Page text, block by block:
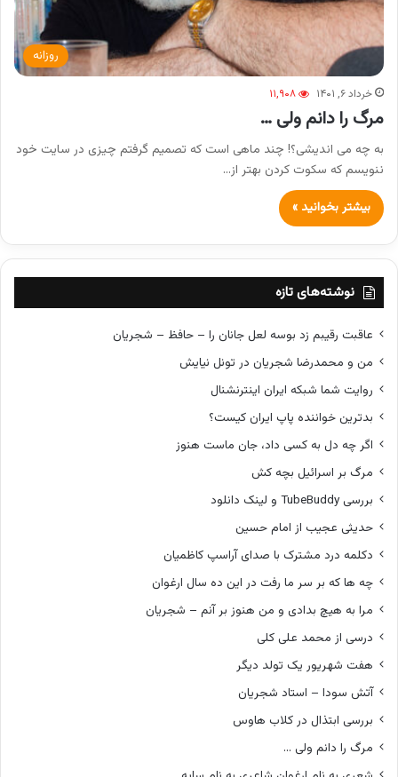
روزانه
خرداد ۶, ۱۴۰۱ ۱۱,۹۰۸
مرگ را دانم ولی …
به چه می اندیشی؟! چند ماهی است که تصمیم گرفتم چیزی در سایت خود
ننویسم که سکوت کردن بهتر از…
بیشتر بخوانید »
نوشته‌های تازه
عاقبت رقیبم زد بوسه لعل جانان را – حافظ – شجریان
من و محمدرضا شجریان در تونل نیایش
روایت شما شبکه ایران اینترنشنال
بدترین خواننده پاپ ایران کیست؟
اگر چه دل به کسی داد، جان ماست هنوز
مرگ بر اسرائیل بچه کش
بررسی TubeBuddy و لینک دانلود
حدیثی عجیب از امام حسین
دکلمه درد مشترک با صدای آراسپ کاظمیان
چه ها که بر سر ما رفت در این ده سال ارغوان
مرا به هیچ بدادی و من هنوز بر آنم – شجریان
درسی از محمد علی کلی
هفت شهریور یک تولد دیگر
آتش سودا – استاد شجریان
بررسی ابتذال در کلاب هاوس
مرگ را دانم ولی …